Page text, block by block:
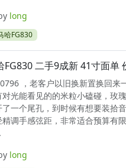
long
哈FG830
FG830 二手9成新 41寸面单
，老客户以旧换新置换回
光能看见的的米粒小磕碰，玫
一个尾孔，到时候有想要装拾
调手感弦距，非常适合预算有
long